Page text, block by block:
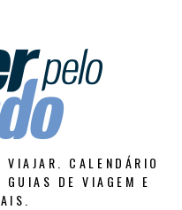
VIAJAR. CALENDÁRIO
DE VIAGEM E